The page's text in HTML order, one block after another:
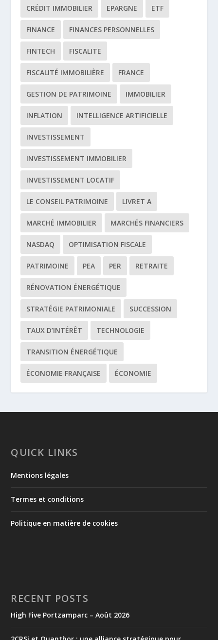
CRÉDIT IMMOBILIER EPARGNE ETF
FINANCE FINANCES PERSONNELLES
FINTECH FISCALITE
FISCALITÉ IMMOBILIÈRE FRANCE
GESTION DE PATRIMOINE IMMOBILIER
INFLATION INTELLIGENCE ARTIFICIELLE
INVESTISSEMENT
INVESTISSEMENT IMMOBILIER
INVESTISSEMENT LOCATIF
LE CONSEIL PATRIMOINE LIVRET A
MARCHÉ IMMOBILIER MARCHÉS FINANCIERS
NASDAQ OPTIMISATION FISCALE
PATRIMOINE PEA PER RETRAITE
RÉNOVATION ÉNERGÉTIQUE
STRATÉGIE PATRIMONIALE SUCCESSION
TAUX D’INTÉRÊT TECHNOLOGIE
TRANSITION ÉNERGÉTIQUE
ÉCONOMIE FRANÇAISE ÉCONOMIE
QUICK LINKS
Mentions légales
Termes et conditions
Politique en matière de cookies
RECENT POSTS
High Five Portzamparc – Août 2026